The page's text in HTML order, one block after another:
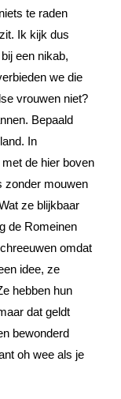
te raden
Ik kijk dus
een nikab,
we die
vrouwen niet?
Bepaald
In
de hier boven
zonder mouwen
ze blijkbaar
de Romeinen
omdat
idee, ze
hebben hun
dat geldt
bewonderd
oh wee als je